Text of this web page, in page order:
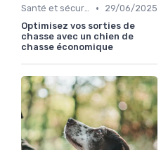
Santé et sécurité pendant la chasse •
29/06/2025
Optimisez vos sorties de
chasse avec un chien de
chasse économique